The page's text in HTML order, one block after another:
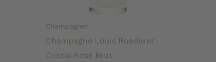
Champagner
Champagne Louis Roederer
Cristal Rosé Brut